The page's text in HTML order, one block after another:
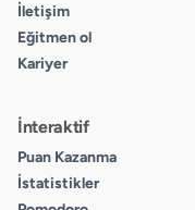
C
D
A
B
C
İletişim
Eğitmen ol
Kariyer
İnteraktif
Puan Kazanma
İstatistikler